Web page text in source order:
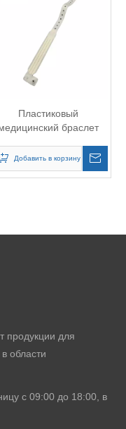
Пластиковый
браслет
Добавить в корзину
продукции для
области
с 09:00 до 18:00, в